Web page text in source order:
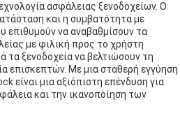
ασφάλειας ξενοδοχείων. Ο
και η συμβατότητα με
επιθυμούν να αναβαθμίσουν τα
με φιλική προς το χρήστη
τα ξενοδοχεία να βελτιώσουν τη
επισκεπτών. Με μια σταθερή εγγύηση
είναι μια αξιόπιστη επένδυση για
και την ικανοποίηση των